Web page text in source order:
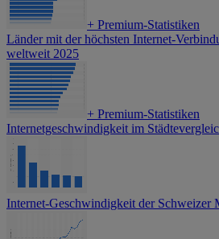
+ Premium-Statistiken
Länder mit der höchsten Internet-
weltweit 2025
+ Premium-Statistiken
Internetgeschwindigkeit im
Internet-Geschwindigkeit der Schweizer